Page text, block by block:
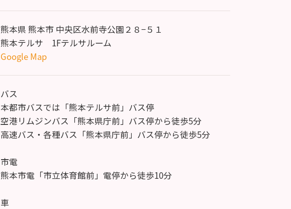
熊本県 熊本市 中央区水前寺公園２８−５１
熊本テルサ 1Fテルサルーム
Google Map
バス
本都市バスでは「熊本テルサ前」バス停
空港リムジンバス「熊本県庁前」バス停から徒歩5分
高速バス・各種バス「熊本県庁前」バス停から徒歩5分
市電
熊本市電「市立体育館前」電停から徒歩10分
車